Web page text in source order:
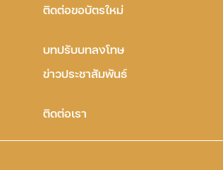
ติดต่อขอบัตรใหม่
บทปรับบทลงโทษ
ข่าวประชาสัมพันธ์
ติดต่อเรา